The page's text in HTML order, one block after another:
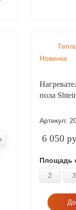
Новинка
пола
Артикул:
6 050
Площадь
2
3